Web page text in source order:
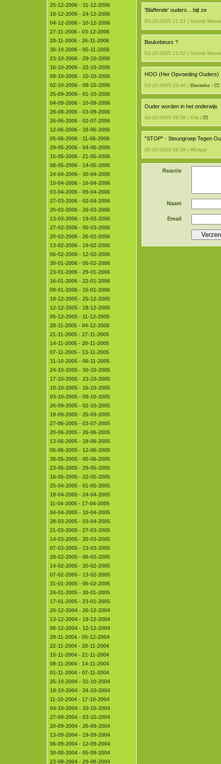
25-12-2006 - 31-12-2006
18-12-2006 - 24-12-2006
04-12-2006 - 10-12-2006
27-11-2006 - 03-12-2006
20-11-2006 - 26-11-2006
30-10-2006 - 05-11-2006
23-10-2006 - 29-10-2006
16-10-2006 - 22-10-2006
09-10-2006 - 15-10-2006
02-10-2006 - 08-10-2006
25-09-2006 - 01-10-2006
04-09-2006 - 10-09-2006
28-08-2006 - 03-09-2006
26-06-2006 - 02-07-2006
12-06-2006 - 18-06-2006
05-06-2006 - 11-06-2006
29-05-2006 - 04-06-2006
15-05-2006 - 21-05-2006
08-05-2006 - 14-05-2006
24-04-2006 - 30-04-2006
10-04-2006 - 16-04-2006
03-04-2006 - 09-04-2006
27-03-2006 - 02-04-2006
20-03-2006 - 26-03-2006
13-03-2006 - 19-03-2006
27-02-2006 - 05-03-2006
20-02-2006 - 26-02-2006
13-02-2006 - 19-02-2006
06-02-2006 - 12-02-2006
30-01-2006 - 05-02-2006
23-01-2006 - 29-01-2006
16-01-2006 - 22-01-2006
09-01-2006 - 15-01-2006
19-12-2005 - 25-12-2005
12-12-2005 - 18-12-2005
05-12-2005 - 11-12-2005
28-11-2005 - 04-12-2005
21-11-2005 - 27-11-2005
14-11-2005 - 20-11-2005
07-11-2005 - 13-11-2005
31-10-2005 - 06-11-2005
24-10-2005 - 30-10-2005
17-10-2005 - 23-10-2005
10-10-2005 - 16-10-2005
03-10-2005 - 09-10-2005
26-09-2005 - 02-10-2005
19-09-2005 - 25-09-2005
27-06-2005 - 03-07-2005
20-06-2005 - 26-06-2005
13-06-2005 - 19-06-2005
06-06-2005 - 12-06-2005
30-05-2005 - 05-06-2005
23-05-2005 - 29-05-2005
16-05-2005 - 22-05-2005
25-04-2005 - 01-05-2005
18-04-2005 - 24-04-2005
11-04-2005 - 17-04-2005
04-04-2005 - 10-04-2005
28-03-2005 - 03-04-2005
21-03-2005 - 27-03-2005
14-03-2005 - 20-03-2005
07-03-2005 - 13-03-2005
28-02-2005 - 06-03-2005
14-02-2005 - 20-02-2005
07-02-2005 - 13-02-2005
31-01-2005 - 06-02-2005
24-01-2005 - 30-01-2005
17-01-2005 - 23-01-2005
20-12-2004 - 26-12-2004
13-12-2004 - 19-12-2004
06-12-2004 - 12-12-2004
29-11-2004 - 05-12-2004
22-11-2004 - 28-11-2004
15-11-2004 - 21-11-2004
08-11-2004 - 14-11-2004
01-11-2004 - 07-11-2004
25-10-2004 - 31-10-2004
18-10-2004 - 24-10-2004
11-10-2004 - 17-10-2004
04-10-2004 - 10-10-2004
27-09-2004 - 03-10-2004
20-09-2004 - 26-09-2004
13-09-2004 - 19-09-2004
06-09-2004 - 12-09-2004
30-08-2004 - 05-09-2004
23-08-2004 - 29-08-2004
'Blaffende' ouders....bijt ze
03-10-2005 21:21 | Gerold
Beukebeurs ?
03-10-2005 21:32 | Gerold
HOO (Her Opvoeding Ouders)
03-10-2005 23:40 | Dieneke |
Ouder worden in het onderwijs
04-10-2005 08:58 | Kris |
"STOP" - Steungroep Tegen
05-10-2005 08:58 | #Edgar
Reactie
Naam
Email